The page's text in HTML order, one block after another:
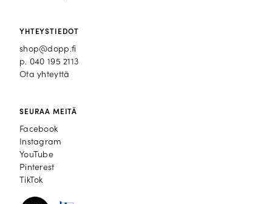
YHTEYSTIEDOT
shop@dopp.fi
p. 040 195 2113
Ota yhteyttä
SEURAA MEITÄ
Facebook
Facebook
Instagram
Instagram
YouTube
YouTube
Pinterest
Pinterest
TikTok
TikTok